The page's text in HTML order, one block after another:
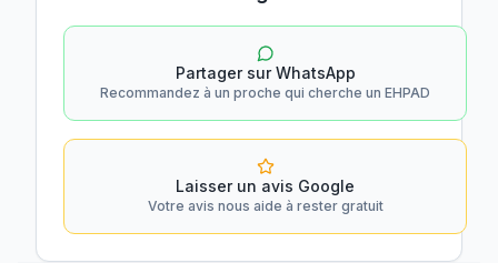
Partager sur WhatsApp
Recommandez à un proche qui cherche un EHPAD
Laisser un avis Google
Votre avis nous aide à rester gratuit